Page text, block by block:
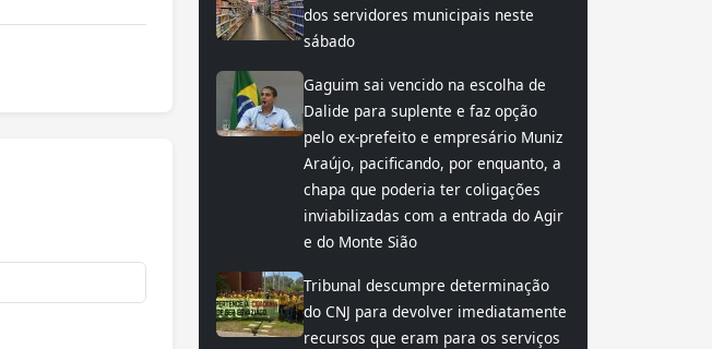
dos servidores municipais neste
sábado
Gaguim sai vencido na escolha de
Dalide para suplente e faz opção
pelo ex-prefeito e empresário Muniz
Araújo, pacificando, por enquanto, a
chapa que poderia ter coligações
inviabilizadas com a entrada do Agir
e do Monte Sião
Tribunal descumpre determinação
do CNJ para devolver imediatamente
recursos que eram para os serviços